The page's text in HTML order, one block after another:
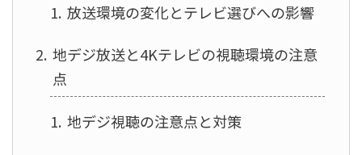
放送環境の変化とテレビ選びへの影響
地デジ放送と4Kテレビの視聴環境の注意
点
地デジ視聴の注意点と対策